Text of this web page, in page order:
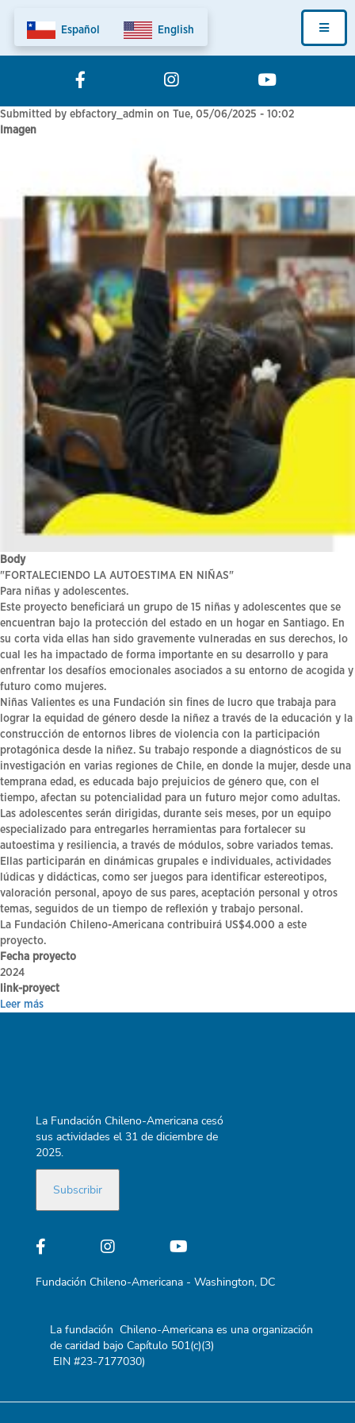
contenido
principal
Fundation
Home
Submitted by ebfactory_admin on Tue, 05/06/2025 - 10:02
Imagen
Body
"FORTALECIENDO LA AUTOESTIMA EN NIÑAS"
Para niñas y adolescentes.
Este proyecto beneficiará un grupo de 15 niñas y adolescentes que se
encuentran bajo la protección del estado en un hogar en Santiago. En
su corta vida ellas han sido gravemente vulneradas en sus derechos, lo
cual les ha impactado de forma importante en su desarrollo y para
enfrentar los desafíos emocionales asociados a su entorno de acogida y
futuro como mujeres.
Niñas Valientes es una Fundación sin fines de lucro que trabaja para
lograr la equidad de género desde la niñez a través de la educación y la
construcción de entornos libres de violencia con la participación
protagónica desde la niñez. Su trabajo responde a diagnósticos de su
investigación en varias regiones de Chile, en donde la mujer, desde una
temprana edad, es educada bajo prejuicios de género que, con el
tiempo, afectan su potencialidad para un futuro mejor como adultas.
Las adolescentes serán dirigidas, durante seis meses, por un equipo
especializado para entregarles herramientas para fortalecer su
autoestima y resiliencia, a través de módulos, sobre variados temas.
Ellas participarán en dinámicas grupales e individuales, actividades
lúdicas y didácticas, como ser juegos para identificar estereotipos,
valoración personal, apoyo de sus pares, aceptación personal y otros
temas, seguidos de un tiempo de reflexión y trabajo personal.
La Fundación Chileno-Americana contribuirá US$4.000 a este
proyecto.
Fecha proyecto
2024
link-proyect
Leer más
La Fundación Chileno-Americana cesó
sus actividades el 31 de diciembre de
2025.
Fundación Chileno-Americana - Washington, DC
La fundación Chileno-Americana es una organización
de caridad bajo Capítulo 501(c)(3)
EIN #23-7177030)